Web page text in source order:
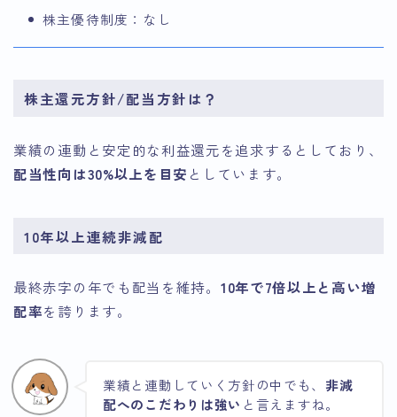
株主優待制度：なし
株主還元方針/配当方針は？
業績の連動と安定的な利益還元を追求するとしており、
配当性向は30%以上を目安 としています。
10年以上連続非減配
最終赤字の年でも配当を維持。 10年で7倍以上と高い増
配率を誇ります。
業績と連動していく方針の中でも、 非減
配へのこだわりは強い と言えますね。